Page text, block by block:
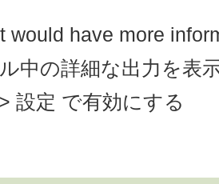
would have more
中の詳細な出力を表
設定 で有効にする